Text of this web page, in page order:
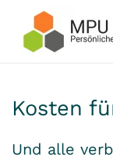
Skip to
Kosten
Und alle